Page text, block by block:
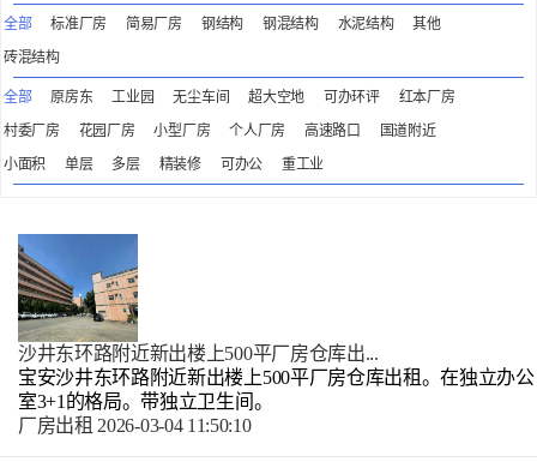
全部 标准厂房 简易厂房 钢结构 钢混结构 水泥结构
其他
砖混结构
全部 原房东 工业园 无尘车间 超大空地 可办环评
红本厂房
村委厂房
花园厂房 小型厂房 个人厂房 高速路口
国道附近
小面积
单层 多层 精装修 可办公 重工业
沙井东环路附近新出楼上500平厂房仓库出...
宝安沙井东环路附近新出楼上500平厂房仓库出租。在独立办公
室3+1的格局。带独立卫生间。
厂房出租 2026-03-04 11:50:10